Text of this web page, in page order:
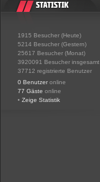
1915 Besucher (Heute)
5214 Besucher (Gestern)
25617 Besucher (Monat)
3920091 Besucher insgesamt
37712 registrierte Benutzer
0 Benutzer online
77 Gäste online
• Zeige Statistik